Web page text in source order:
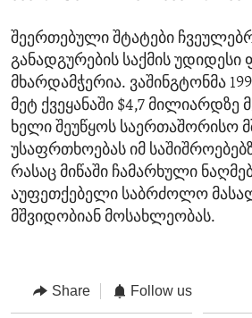
შეერთებული შტატები
განადგურების საქმის უდიდესი
მხარდამჭერია. ვაშინგტონმა
მეტ ქვეყანაში $4,7 მილიარდზე
ხელი შეუწყოს საერთაშორისო
უსაფრთხოებას იმ
რასაც მიწაში ჩამარხული
აუფეთქებელი საბრძოლო
მშვიდობიან მოსახლეობას.
Share Follow us